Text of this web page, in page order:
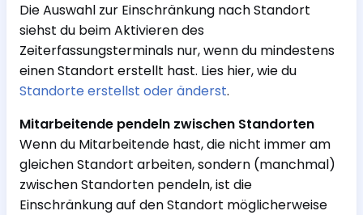
Die Auswahl zur Einschränkung nach Standort
siehst du beim Aktivieren des
Zeiterfassungsterminals nur, wenn du mindestens
einen Standort erstellt hast. Lies hier, wie du
Standorte erstellst oder änderst.
Mitarbeitende pendeln zwischen Standorten
Wenn du Mitarbeitende hast, die nicht immer am
gleichen Standort arbeiten, sondern (manchmal)
zwischen Standorten pendeln, ist die
Einschränkung auf den Standort möglicherweise